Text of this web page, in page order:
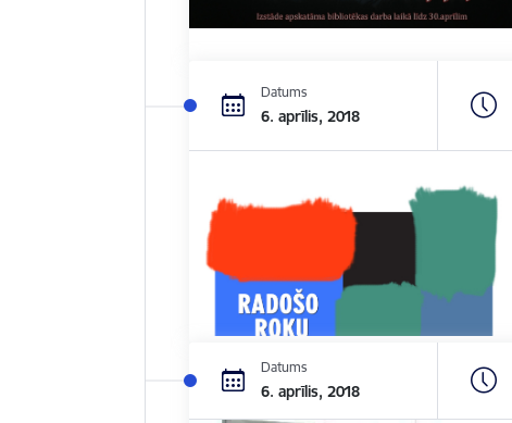
Datums
6. aprīlis, 2018
Datums
6. aprīlis, 2018